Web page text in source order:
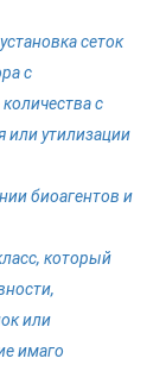
сеток
с
с
или утилизации
биоагентов и
который
или
имаго